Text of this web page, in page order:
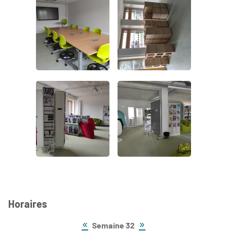
Horaires
« Semaine 32 »